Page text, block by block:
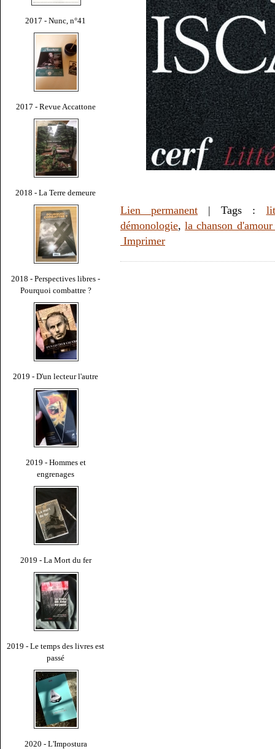
2017 - Nunc, n°41
2017 - Revue Accattone
2018 - La Terre demeure
2018 - Perspectives libres -
Pourquoi combattre ?
2019 - D'un lecteur l'autre
2019 - Hommes et
engrenages
2019 - La Mort du fer
2019 - Le temps des livres est
passé
2020 - L'Impostura
Lien permanent | Tags :
démonologie,la chanson
Imprimer